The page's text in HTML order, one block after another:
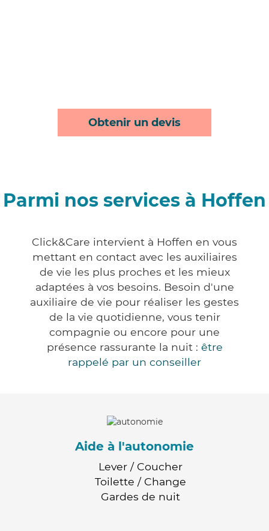
Obtenir un devis
Parmi nos services à Hoffen
Click&Care intervient à Hoffen en vous
mettant en contact avec les auxiliaires
de vie les plus proches et les mieux
adaptées à vos besoins. Besoin d'une
auxiliaire de vie pour réaliser les gestes
de la vie quotidienne, vous tenir
compagnie ou encore pour une
présence rassurante la nuit : être
rappelé par un conseiller
Aide à l'autonomie
Lever / Coucher
Toilette / Change
Gardes de nuit